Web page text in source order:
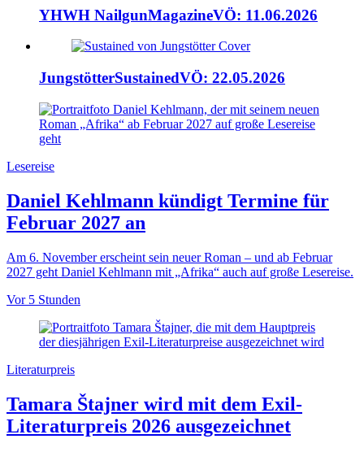
YHWH NailgunMagazineVÖ: 11.06.2026
JungstötterSustainedVÖ: 22.05.2026
Lesereise
Daniel Kehlmann kündigt Termine für
Februar 2027 an
Am 6. November erscheint sein neuer Roman – und ab Februar
2027 geht Daniel Kehlmann mit „Afrika“ auch auf große Lesereise.
Vor 5 Stunden
Literaturpreis
Tamara Štajner wird mit dem Exil-
Literaturpreis 2026 ausgezeichnet